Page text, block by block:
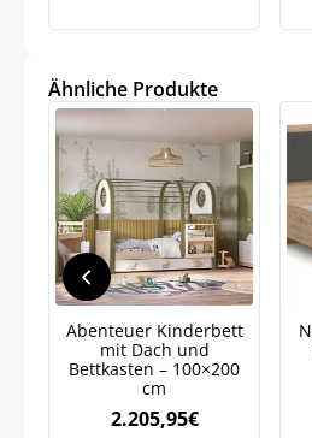
war:
ist:
Ähnliche Produkte
Abenteuer Kinderbett
mit Dach und
Bettkasten – 100×200
cm
2.205,95€
Meinen Code
Bleiben Sie auf dem
Neuigkeiten und
Weitere Informationen darüber, wie
Marketingkommunikation
Datenschutzrichtlinie.